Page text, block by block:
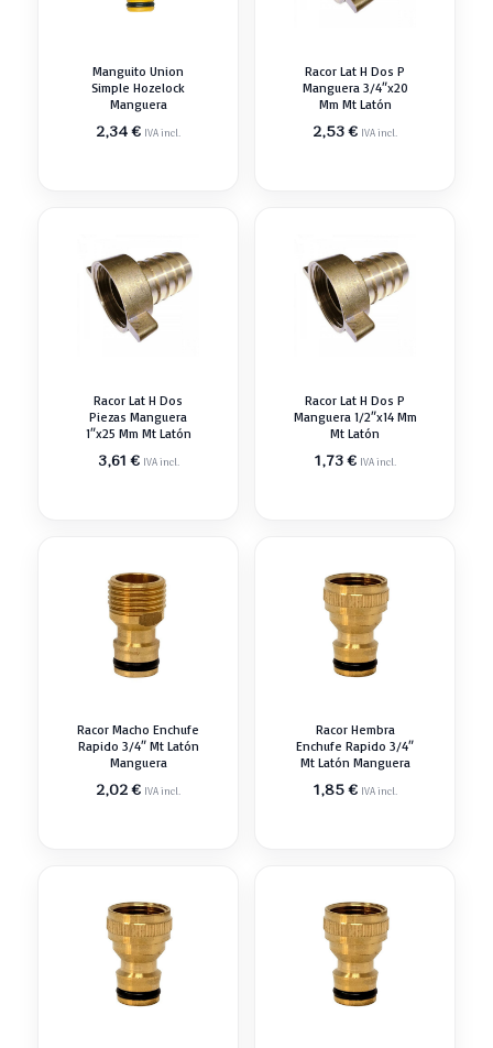
Manguito Union
Simple Hozelock
Manguera
2,34€ IVA incl.
Racor Lat H Dos P
Manguera 3/4″x20
Mm Mt Latón
2,53€ IVA incl.
Racor Lat H Dos
Piezas Manguera
1″x25 Mm Mt Latón
3,61€ IVA incl.
Racor Lat H Dos P
Manguera 1/2″x14 Mm
Mt Latón
1,73€ IVA incl.
Racor Macho Enchufe
Rapido 3/4″ Mt Latón
Manguera
2,02€ IVA incl.
Racor Hembra
Enchufe Rapido 3/4″
Mt Latón Manguera
1,85€ IVA incl.